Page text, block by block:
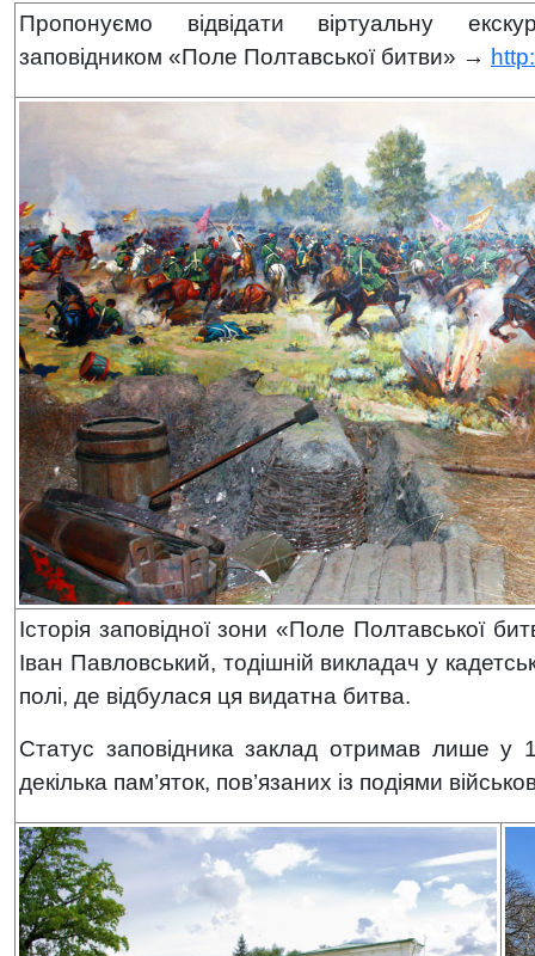
Пропонуємо відвідати віртуальну
заповідником «Поле Полтавської битви» →
Історія заповідної зони «Поле Полтавської
Іван Павловський, тодішній викладач у
полі, де відбулася ця видатна битва.
Статус заповідника заклад отримав лише у
декілька пам’яток, пов’язаних із подіями